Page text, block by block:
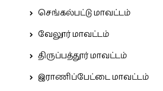
செங்கல்பட்டு மாவட்டம்
வேலூர் மாவட்டம்
திருப்பத்தூர் மாவட்டம்
இராணிப்பேட்டை மாவட்டம்